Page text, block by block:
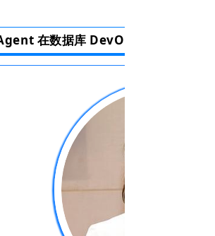
在数据库 DevOps 的实战